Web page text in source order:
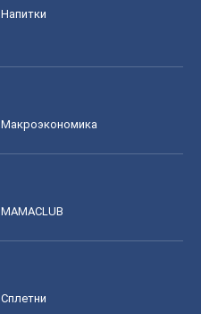
Напитки
Mакроэкономика
MAMACLUB
Сплетни